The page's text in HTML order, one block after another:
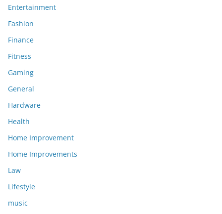
Entertainment
Fashion
Finance
Fitness
Gaming
General
Hardware
Health
Home Improvement
Home Improvements
Law
Lifestyle
music